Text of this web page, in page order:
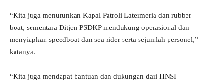
“Kita juga menurunkan Kapal Patroli Latermeria dan rubber
boat, sementara Ditjen PSDKP mendukung operasional dan
menyiapkan speedboat dan sea rider serta sejumlah personel,”
katanya.
“Kita juga mendapat bantuan dan dukungan dari HNSI